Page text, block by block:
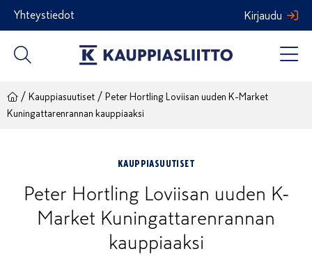
Siirry
sisältöön
Yhteystiedot Kirjaudu
/ Kauppiasuutiset / Peter Hortling Loviisan uuden K-Market
Kuningattarenrannan kauppiaaksi
KAUPPIASUUTISET
Peter Hortling Loviisan uuden K-
Market Kuningattarenrannan
kauppiaaksi